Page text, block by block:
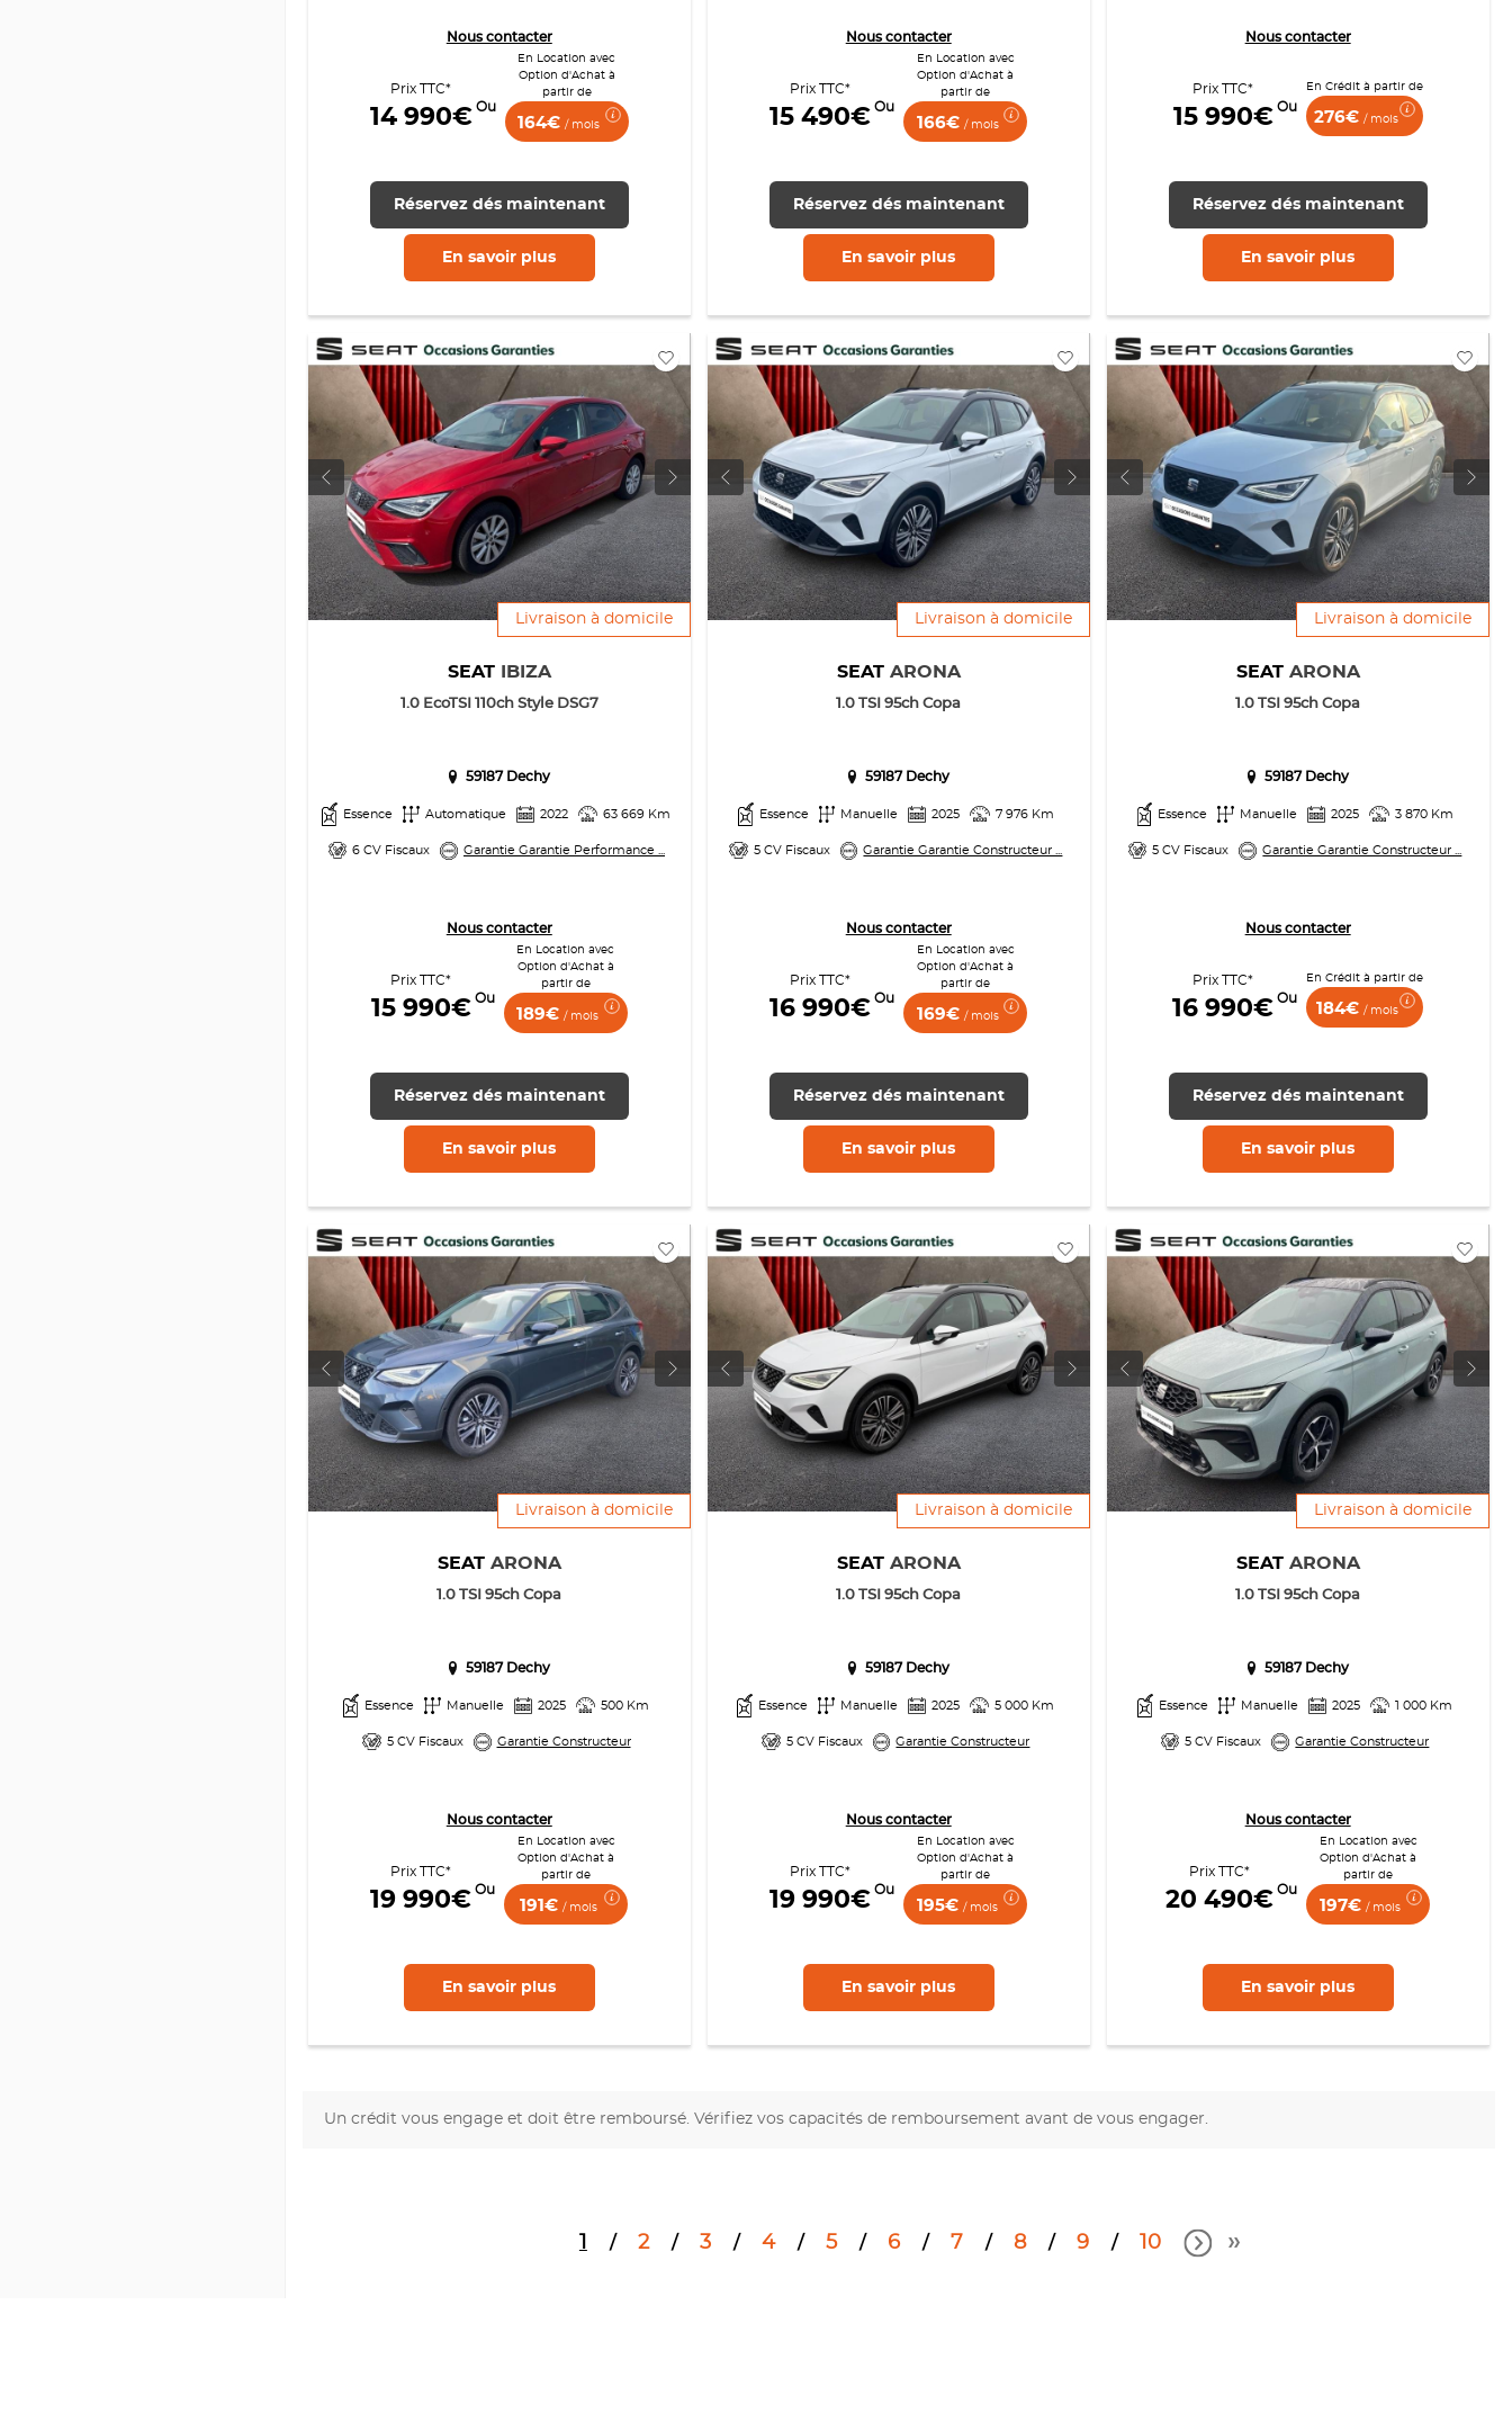
Nous contacter
Prix TTC*
14 990€ Ou
En Location avec
Option d'Achat à
partir de
164€/ mois
Réservez dés maintenant
En savoir plus
Nous contacter
Prix TTC*
15 490€ Ou
En Location avec
Option d'Achat à
partir de
166€ / mois
Réservez dés maintenant
En savoir plus
Nous contacter
Prix TTC*
15 990€ Ou
En Crédit à partir de
276€/ mois
Réservez dés maintenant
En savoir plus
Livraison à domicile
SEAT IBIZA
1.0 EcoTSI 110ch Style DSG7
59187 Dechy
Essence Automatique 2022 63 669 Km
6 CV Fiscaux Garantie Garantie Performance ...
Nous contacter
Prix TTC*
15 990€ Ou
En Location avec
Option d'Achat à
partir de
189€/ mois
Réservez dés maintenant
En savoir plus
Livraison à domicile
SEAT ARONA
1.0 TSI 95ch Copa
59187 Dechy
Essence Manuelle 2025 7 976 Km
5 CV Fiscaux Garantie Garantie Constructeur ...
Nous contacter
Prix TTC*
16 990€ Ou
En Location avec
Option d'Achat à
partir de
169€ / mois
Réservez dés maintenant
En savoir plus
Livraison à domicile
SEAT ARONA
1.0 TSI 95ch Copa
59187 Dechy
Essence Manuelle 2025 3 870 Km
5 CV Fiscaux Garantie Garantie Constructeur ...
Nous contacter
Prix TTC*
16 990€ Ou
En Crédit à partir de
184€ / mois
Réservez dés maintenant
En savoir plus
Livraison à domicile
SEAT ARONA
1.0 TSI 95ch Copa
59187 Dechy
Essence Manuelle 2025 500 Km
5 CV Fiscaux Garantie Constructeur
Nous contacter
Prix TTC*
19 990€ Ou
En Location avec
Option d'Achat à
partir de
191€ / mois
En savoir plus
Livraison à domicile
SEAT ARONA
1.0 TSI 95ch Copa
59187 Dechy
Essence Manuelle 2025 5 000 Km
5 CV Fiscaux Garantie Constructeur
Nous contacter
Prix TTC*
19 990€ Ou
En Location avec
Option d'Achat à
partir de
195€/ mois
En savoir plus
Livraison à domicile
SEAT ARONA
1.0 TSI 95ch Copa
59187 Dechy
Essence Manuelle 2025 1 000 Km
5 CV Fiscaux Garantie Constructeur
Nous contacter
Prix TTC*
20 490€ Ou
En Location avec
Option d'Achat à
partir de
197€/ mois
En savoir plus
Un crédit vous engage et doit être remboursé. Vérifiez vos capacités de remboursement avant de vous engager.
2 3 4 5 6 7 8 9 10